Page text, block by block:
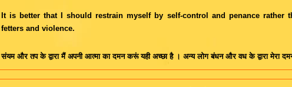
It is better that I should restrain myself by self-control and penance rather
fetters and violence.
संयम और तप के द्वारा मैं अपनी आत्मा का दमन करूं यही अच्छा है । अन्य लोग बंधन और वध के द्वारा मेरा